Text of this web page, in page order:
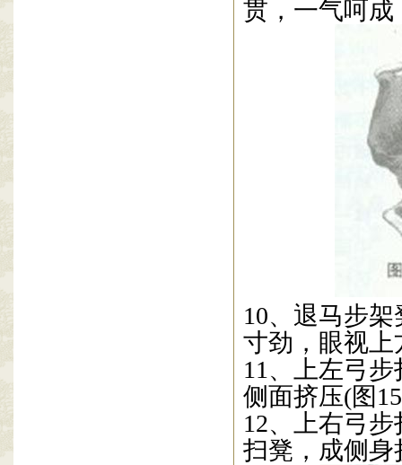
贯，一气呵成
10、退马步
寸劲，眼视上
11 、上左弓
侧面挤压(图
12、上右弓
扫凳，成侧身